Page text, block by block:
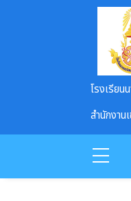
Skip to main content
โรงเรีย
สำนักงา